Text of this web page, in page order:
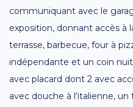
communiquant avec le
exposition, donnant accès à
terrasse, barbecue, four à
indépendante et un coin
avec placard dont 2 avec
avec douche à l’italienne,